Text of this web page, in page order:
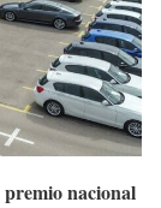
premio nacional